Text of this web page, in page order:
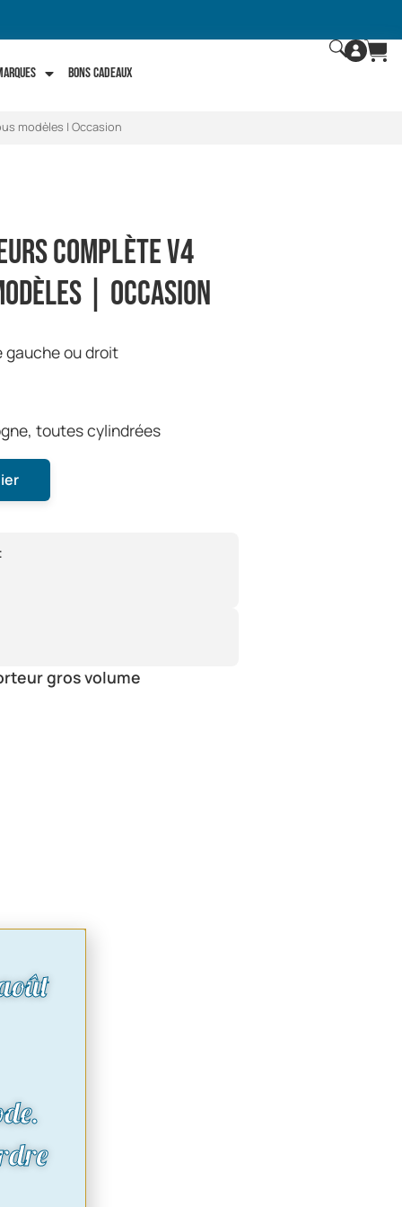
Bons Cadeaux
modèles | Occasion
complète V4
| Occasion
gauche ou droit
toutes cylindrées
gros volume